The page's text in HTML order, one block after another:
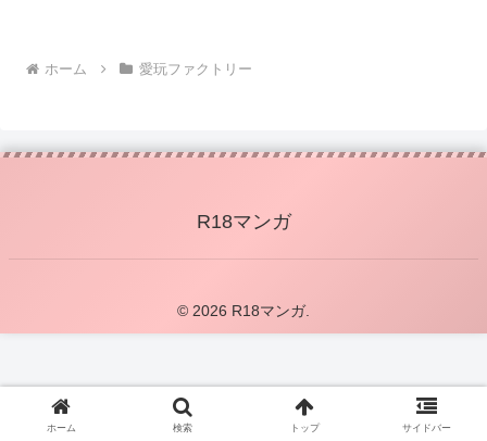
ホーム 愛玩ファクトリー
R18マンガ
© 2026 R18マンガ.
ホーム 検索 トップ サイドバー